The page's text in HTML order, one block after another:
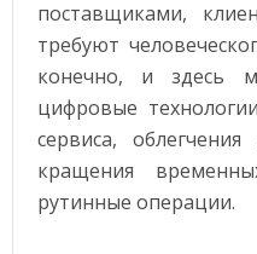
поставщиками,
требуют
конечно, и здесь
цифровые
сервиса,
кращения
рутинные операции.